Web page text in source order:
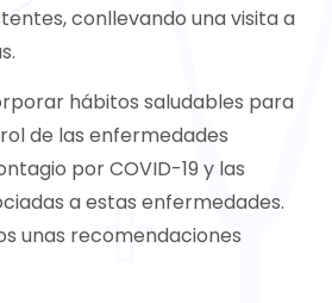
conllevando una visita a
hábitos saludables para
de las enfermedades
por COVID-19 y las
a estas enfermedades.
unas recomendaciones